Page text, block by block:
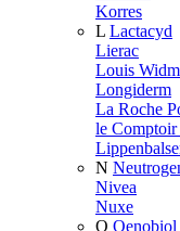
Korres
L Lactacyd
Lierac
Louis
Longiderm
La Roche
le
N
Nivea
Nuxe
O Oenobiol